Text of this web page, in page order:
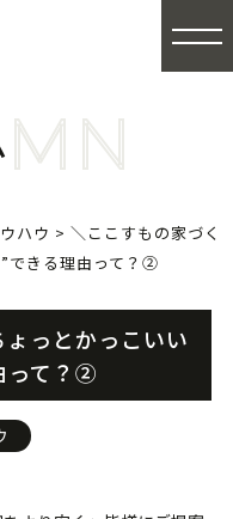
ハウ > ＼ここすもの家づく
できる理由って？②
っとかっこいい
って？②